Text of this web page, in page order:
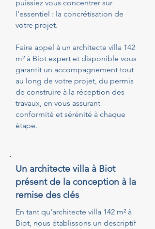
puissiez vous concentrer sur
l'essentiel : la concrétisation de
votre projet.
Faire appel à un architecte villa 142
m² à Biot expert et disponible vous
garantit un accompagnement tout
au long de votre projet, du permis
de construire à la réception des
travaux, en vous assurant
conformité et sérénité à chaque
étape.
Un architecte villa à Biot
présent de la conception à la
remise des clés
En tant qu'architecte villa 142 m² à
Biot, nous établissons un descriptif